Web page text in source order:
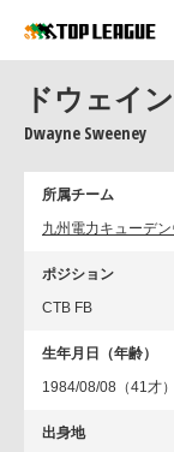
コラム
ドウェイ
Dwayne Sweeney
所属チーム
九州電力キューデ
ポジション
CTB FB
生年月日（年齢）
1984/08/08（41才）
出身地